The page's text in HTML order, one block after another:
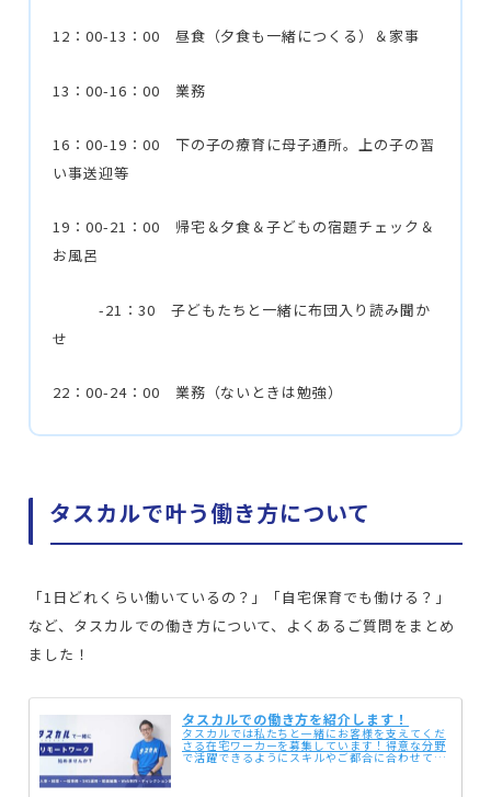
12：00-13：00 昼食（夕食も一緒につくる）＆家事
13：00-16：00 業務
16：00-19：00 下の子の療育に母子通所。上の子の習
い事送迎等
19：00-21：00 帰宅＆夕食＆子どもの宿題チェック＆
お風呂
-21：30 子どもたちと一緒に布団入り読み聞か
せ
22：00-24：00 業務（ないときは勉強）
タスカルで叶う働き方について
「1日どれくらい働いているの？」「自宅保育でも働ける？」
など、タスカルでの働き方について、よくあるご質問をまとめ
ました！
タスカルでの働き方を紹介します！
タスカルでは私たちと一緒にお客様を支えてくだ
さる在宅ワーカーを募集しています！得意な分野
で活躍できるようにスキルやご都合に合わせて仕
事内容を決めていきます。未経験でもチャレンジ